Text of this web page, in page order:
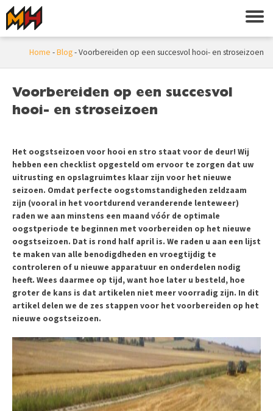
Home -Blog-Voorbereiden op een succesvol hooi- en stroseizoen
Voorbereiden op een succesvol
hooi- en stroseizoen
Het oogstseizoen voor hooi en stro staat voor de deur! Wij
hebben een checklist opgesteld om ervoor te zorgen dat uw
uitrusting en opslagruimtes klaar zijn voor het nieuwe
seizoen. Omdat perfecte oogstomstandigheden zeldzaam
zijn (vooral in het voortdurend veranderende lenteweer)
raden we aan minstens een maand vóór de optimale
oogstperiode te beginnen met voorbereiden op het nieuwe
oogstseizoen. Dat is rond half april is. We raden u aan een lijst
te maken van alle benodigdheden en vroegtijdig te
controleren of u nieuwe apparatuur en onderdelen nodig
heeft. Wees daarmee op tijd, want hoe later u besteld, hoe
groter de kans is dat artikelen niet meer voorradig zijn. In dit
artikel delen we de zes stappen voor het voorbereiden op het
nieuwe oogstseizoen.